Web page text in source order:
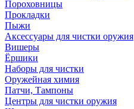
Пороховницы
Прокладки
Пыжи
Аксессуары для чистки оружия
Вишеры
Ёршики
Наборы для чистки
Оружейная химия
Патчи, Тампоны
Центры для чистки оружия